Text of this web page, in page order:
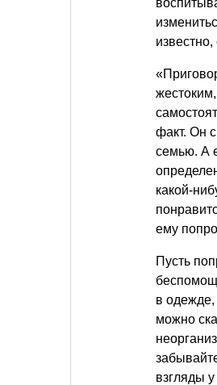
факт. Он
семью. А
какой-
ему
Пусть
в одежде,
можно
взгляды